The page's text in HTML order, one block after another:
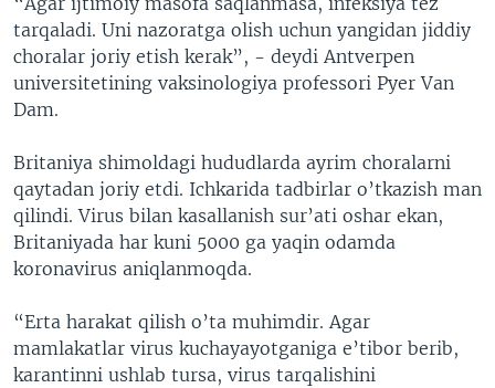
tarqaladi. Uni nazoratga olish uchun yangidan jiddiy
choralar joriy etish kerak”, - deydi Antverpen
universitetining vaksinologiya professori Pyer Van
Dam.
Britaniya shimoldagi hududlarda ayrim choralarni
qaytadan joriy etdi. Ichkarida tadbirlar o’tkazish man
qilindi. Virus bilan kasallanish sur’ati oshar ekan,
Britaniyada har kuni 5000 ga yaqin odamda
koronavirus aniqlanmoqda.
“Erta harakat qilish o’ta muhimdir. Agar
mamlakatlar virus kuchayayotganiga e’tibor berib,
karantinni ushlab tursa, virus tarqalishini